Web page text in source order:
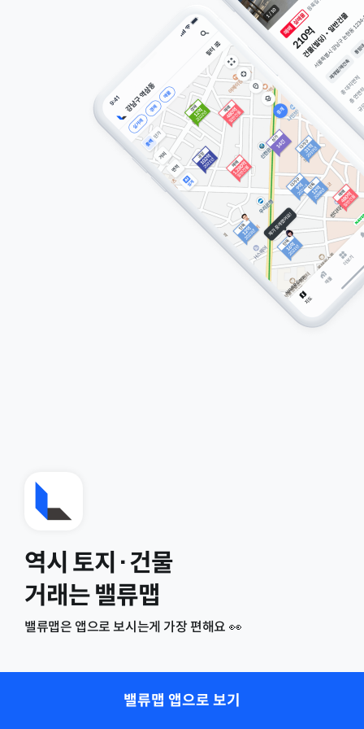
역시 토지·건물
거래는 밸류맵
밸류맵은 앱으로 보시는게 가장 편해요 👀
밸류맵 앱으로 보기